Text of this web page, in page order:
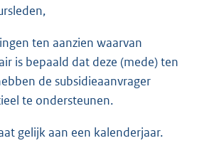
ten aanzien waarvan
is bepaald dat deze (mede) ten
de subsidieaanvrager
te ondersteunen.
gelijk aan een kalenderjaar.